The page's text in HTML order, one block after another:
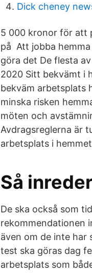
Dick cheney
5 000 kronor för att
på Att jobba
göra det De flesta
2020 Sitt bekvämt i
bekväm arbetsplats
minska risken
möten och
Avdragsreglerna är
arbetsplats i
Så
De ska också som
rekommendationen
även om de inte
test ska göras dag
arbetsplats som